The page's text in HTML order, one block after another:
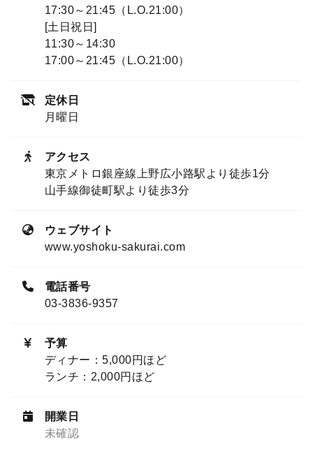
17:30～21:45（L.O.21:00）
[土日祝日]
11:30～14:30
17:00～21:45（L.O.21:00）
定休日
月曜日
アクセス
東京メトロ銀座線上野広小路駅より徒歩1分
山手線御徒町駅より徒歩3分
ウェブサイト
www.yoshoku-sakurai.com
電話番号
03-3836-9357
予算
ディナー：5,000円ほど
ランチ：2,000円ほど
開業日
未確認